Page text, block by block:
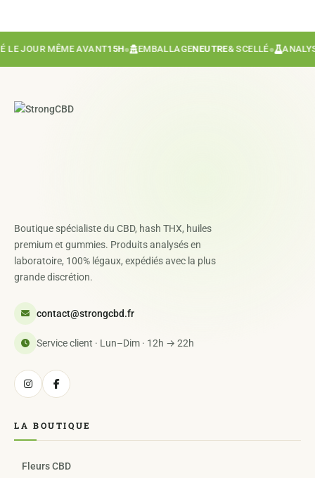
JOUR MÊME AVANT15H● EMBALLAGENEUTRE& SCELLÉ●
Boutique spécialiste du CBD, hash THX, huiles
premium et gummies. Produits analysés en
laboratoire, 100% légaux, expédiés avec la plus
grande discrétion.
contact@strongcbd.fr
Service client · Lun–Dim · 12h → 22h
LA BOUTIQUE
Fleurs CBD